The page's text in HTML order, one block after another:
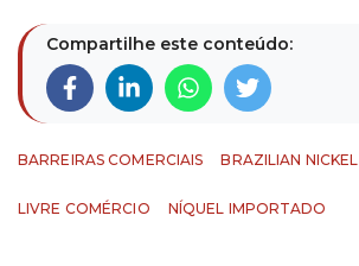
Compartilhe este conteúdo:
BARREIRAS COMERCIAIS BRAZILIAN NICKEL
LIVRE COMÉRCIO NÍQUEL IMPORTADO